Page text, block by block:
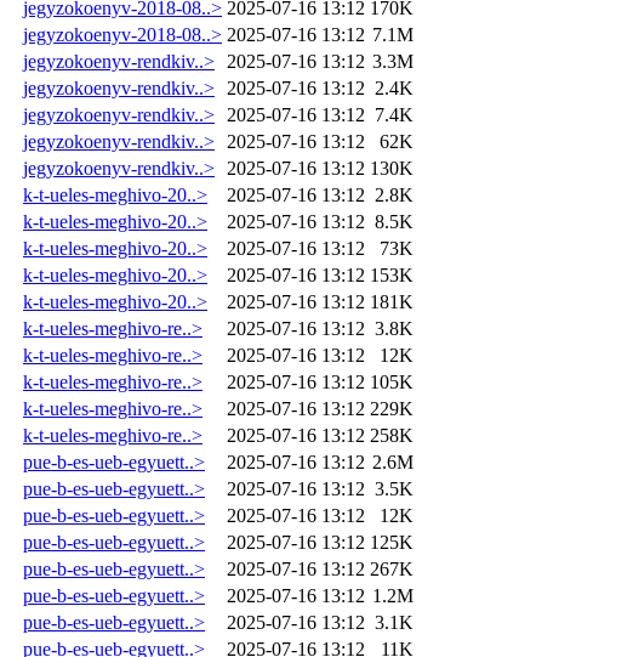
jegyzokoenyv-2018-08..> 2025-07-16 13:12 170K
jegyzokoenyv-2018-08..> 2025-07-16 13:12 7.1M
jegyzokoenyv-rendkiv..>
2025-07-16 13:12 3.3M
jegyzokoenyv-rendkiv..>
2025-07-16 13:12 2.4K
jegyzokoenyv-rendkiv..>
2025-07-16 13:12 7.4K
jegyzokoenyv-rendkiv..>
2025-07-16 13:12
62K
jegyzokoenyv-rendkiv..>
2025-07-16 13:12 130K
k-t-ueles-meghivo-20..>
2025-07-16 13:12 2.8K
k-t-ueles-meghivo-20..>
2025-07-16 13:12 8.5K
k-t-ueles-meghivo-20..>
2025-07-16 13:12
73K
k-t-ueles-meghivo-20..>
2025-07-16 13:12 153K
k-t-ueles-meghivo-20..>
2025-07-16 13:12 181K
k-t-ueles-meghivo-re..>
2025-07-16 13:12 3.8K
k-t-ueles-meghivo-re..>
2025-07-16 13:12
12K
k-t-ueles-meghivo-re..>
2025-07-16 13:12 105K
k-t-ueles-meghivo-re..>
2025-07-16 13:12 229K
k-t-ueles-meghivo-re..>
2025-07-16 13:12 258K
pue-b-es-ueb-egyuett..>
2025-07-16 13:12 2.6M
pue-b-es-ueb-egyuett..>
2025-07-16 13:12 3.5K
pue-b-es-ueb-egyuett..>
2025-07-16 13:12
12K
pue-b-es-ueb-egyuett..>
2025-07-16 13:12 125K
pue-b-es-ueb-egyuett..>
2025-07-16 13:12 267K
pue-b-es-ueb-egyuett..>
2025-07-16 13:12 1.2M
pue-b-es-ueb-egyuett..>
2025-07-16 13:12 3.1K
pue-b-es-ueb-egyuett..>
2025-07-16 13:12 11K